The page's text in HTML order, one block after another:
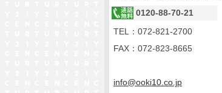
0120-88-70-21
TEL： 072-821-2700
FAX：072-823-8665
info@ooki10.co.jp